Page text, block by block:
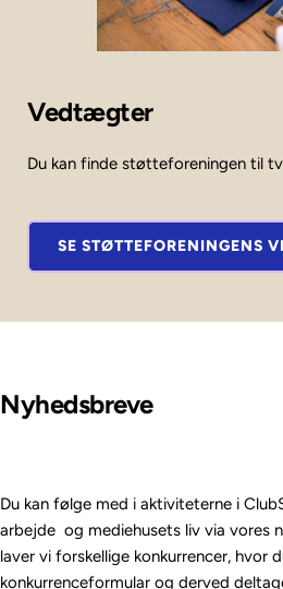
Vedtægter
Du kan finde støtteforeningen til
SE STØTTEFORENINGENS
Nyhedsbreve
Du kan følge med i aktiviteterne i
arbejde  og mediehusets liv via vores
laver vi forskellige konkurrencer, hvor
konkurrenceformular og derved